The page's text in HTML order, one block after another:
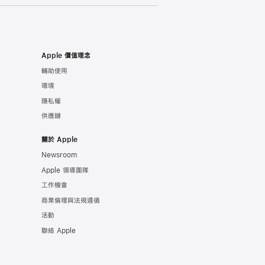
Apple 價值理念
輔助使用
環境
隱私權
供應鏈
關於 Apple
Newsroom
Apple 領導團隊
工作機會
商業倫理與法規遵循
活動
聯絡 Apple